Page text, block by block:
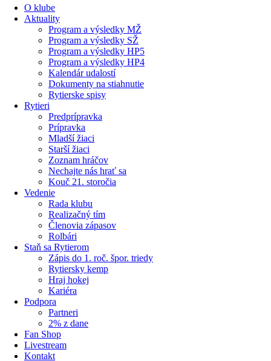
O klube
Aktuality
Program a výsledky MŽ
Program a výsledky SŽ
Program a výsledky HP5
Program a výsledky HP4
Kalendár udalostí
Dokumenty na stiahnutie
Rytierske spisy
Rytieri
Predprípravka
Prípravka
Mladší žiaci
Starší žiaci
Zoznam hráčov
Nechajte nás hrať sa
Kouč 21. storočia
Vedenie
Rada klubu
Realizačný tím
Členovia zápasov
Rolbári
Staň sa Rytierom
Zápis do 1. roč. špor. triedy
Rytiersky kemp
Hraj hokej
Kariéra
Podpora
Partneri
2% z dane
Fan Shop
Livestream
Kontakt